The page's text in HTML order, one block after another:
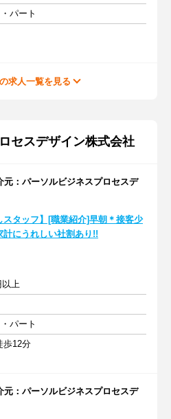
パート
求人一覧を見る
セスデザイン株式会社
元：パーソルビジネスプロセスデ
スタッフ】[職業紹介]早朝＊接客少
にうれしい社割あり!!
以上
パート
歩12分
元：パーソルビジネスプロセスデ